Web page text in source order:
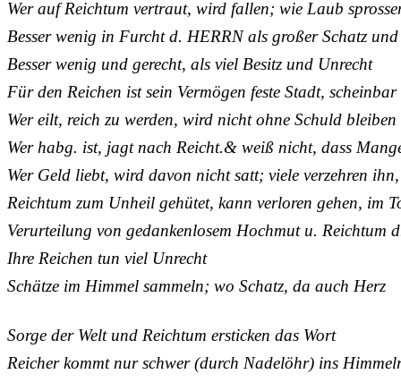
Wer auf Reichtum vertraut, wird fallen; wie Laub
Besser wenig in Furcht d. HERRN als großer Schatz und
Besser wenig und gerecht, als viel Besitz und Unrecht
Für den Reichen ist sein Vermögen feste Stadt,
Wer eilt, reich zu werden, wird nicht ohne Schuld bleiben
Wer habg. ist, jagt nach Reicht.& weiß nicht, dass
Wer Geld liebt, wird davon nicht satt; viele verzehren
Reichtum zum Unheil gehütet, kann verloren gehen, im
Verurteilung von gedankenlosem Hochmut u. Reichtum
Ihre Reichen tun viel Unrecht
Schätze im Himmel sammeln; wo Schatz, da auch Herz
Sorge der Welt und Reichtum ersticken das Wort
Reicher kommt nur schwer (durch Nadelöhr) ins